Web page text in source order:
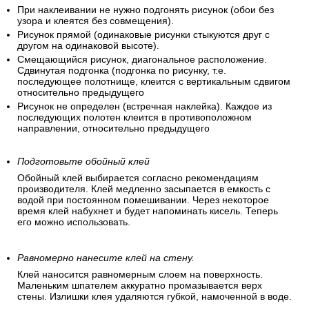
При наклеивании не нужно подгонять рисунок (обои без
узора и клеятся без совмещения).
Рисунок прямой (одинаковые рисунки стыкуются друг с
другом на одинаковой высоте).
Смещающийся рисунок, диагональное расположение.
Сдвинутая подгонка (подгонка по рисунку, т.е.
последующее полотнище, клеится с вертикальным сдвигом
относительно предыдущего
Рисунок не определен (встречная наклейка). Каждое из
последующих полотен клеится в противоположном
направлении, относительно предыдущего
Подготовьте обойный клей
Обойный клей выбирается согласно рекомендациям
производителя. Клей медленно засыпается в емкость с
водой при постоянном помешивании. Через некоторое
время клей набухнет и будет напоминать кисель. Теперь
его можно использовать.
Равномерно нанесите клей на стену.
Клей наносится равномерным слоем на поверхность.
Маленьким шпателем аккуратно промазывается верх
стены. Излишки клея удаляются губкой, намоченной в воде.